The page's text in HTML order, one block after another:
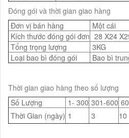
Đóng gói và thời gian giao hàng
Đơn vị bán hàng
Một cái
Kích thước đóng gói đơn 28 X24
Tổng trọng lượng
3KG
Loại bao bì đóng gói
Bao bì
Thời gian giao hàng theo số lượng
Số Lượng
1- 300 301-600
Thời Gian (ngày) 1 3 10